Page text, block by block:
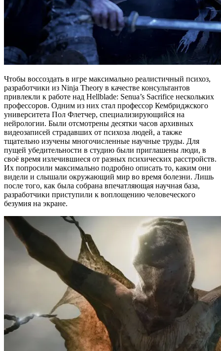
Чтобы воссоздать в игре максимально реалистичный психоз,
разработчики из Ninja Theory в качестве консультантов
привлекли к работе над Hellblade: Senua’s Sacrifice нескольких
профессоров. Одним из них стал профессор Кембриджского
университета Пол Флетчер, специализирующийся на
нейрологии. Были отсмотрены десятки часов архивных
видеозаписей страдавших от психоза людей, а также
тщательно изучены многочисленные научные труды. Для
пущей убедительности в студию были приглашены люди, в
своё время излечившиеся от разных психических расстройств.
Их попросили максимально подробно описать то, каким они
видели и слышали окружающий мир во время болезни. Лишь
после того, как была собрана впечатляющая научная база,
разработчики приступили к воплощению человеческого
безумия на экране.